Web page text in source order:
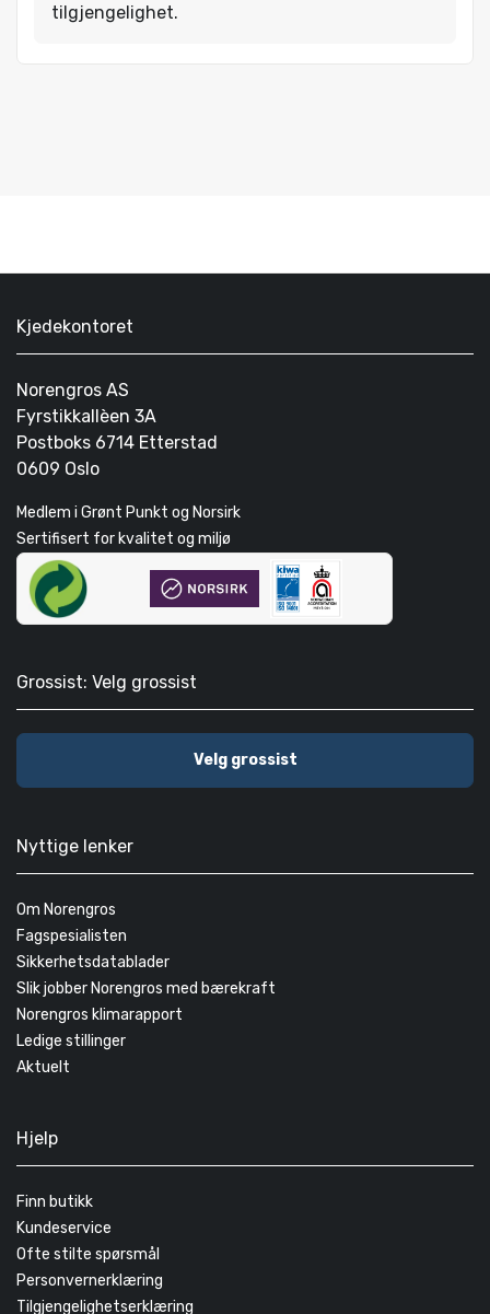
tilgjengelighet.
Kjedekontoret
Norengros AS
Fyrstikkallèen 3A
Postboks 6714 Etterstad
0609 Oslo
Medlem i Grønt Punkt og Norsirk
Sertifisert for kvalitet og miljø
Grossist: Velg grossist
Velg grossist
Nyttige lenker
Om Norengros
Fagspesialisten
Sikkerhetsdatablader
Slik jobber Norengros med bærekraft
Norengros klimarapport
Ledige stillinger
Aktuelt
Hjelp
Finn butikk
Kundeservice
Ofte stilte spørsmål
Personvernerklæring
Tilgjengelighetserklæring